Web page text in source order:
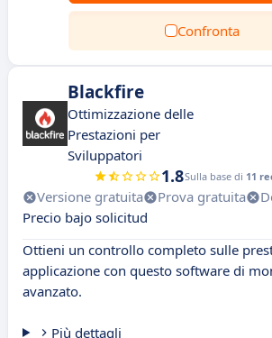
Confronta
Blackfire
Ottimizzazione delle
Prestazioni per
Sviluppatori
1.8Sulla base di 11
Versione gratuita Prova gratuita
Precio bajo solicitud
Ottieni un controllo completo sulle
applicazione con questo software di
avanzato.
Più dettagli